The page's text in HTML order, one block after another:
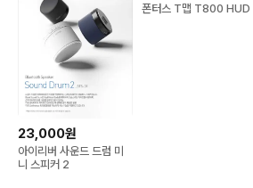
23,000원
아이리버 사운드 드럼 미
니 스피커 2
폰터스 T맵 T800 HUD